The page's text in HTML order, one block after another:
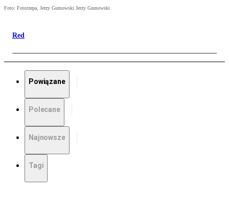
Foto: Fotorzepa, Jerzy Gumowski Jerzy Gumowski
Red
Powiązane
Polecane
Najnowsze
Tagi